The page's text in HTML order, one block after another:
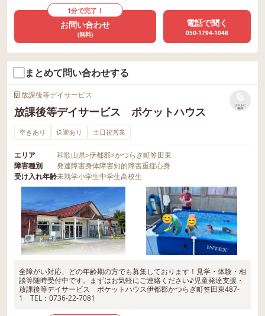
1分で完了！
お問い合わせ
(無料)
電話で聞く
050-1794-1048
まとめて問い合わせする
放課後等デイサービス
放課後等デイサービス ポケットハウス
リストに
保存
空きあり 送迎あり 土日祝営業
エリア 和歌山県>伊都郡>かつらぎ町笠田東
障害種別
発達障害身体障害知的障害重症心身
受け入れ年齢未就学小学生中学生高校生
全障がい対応、どの年齢期の方でも募集しております！見学・体験・相
談等随時受付中です。まずはお気軽にご連絡ください♪児童発達支援・
放課後等デイサービス ポケットハウス伊都郡かつらぎ町笠田東487-
1 TEL：0736-22-7081